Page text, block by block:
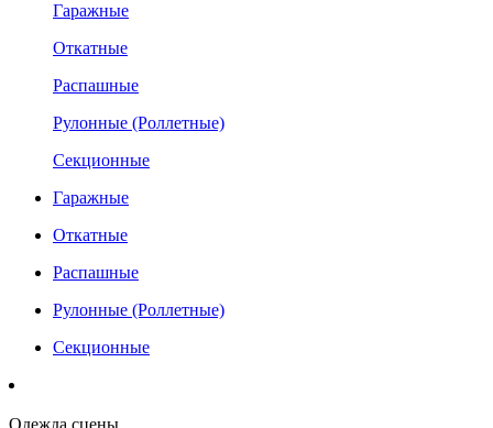
Гаражные
Откатные
Распашные
Рулонные (Роллетные)
Секционные
Гаражные
Откатные
Распашные
Рулонные (Роллетные)
Секционные
Одежда сцены